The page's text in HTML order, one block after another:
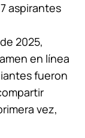
aspirantes
2025,
en línea
fueron
vez,